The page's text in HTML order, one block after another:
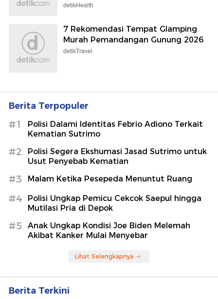
detikHealth
7 Rekomendasi Tempat Glamping
Murah Pemandangan Gunung 2026
detikTravel
Berita Terpopuler
#1
Polisi Dalami Identitas Febrio Adiono Terkait
Kematian Sutrimo
#2
Polisi Segera Ekshumasi Jasad Sutrimo untuk
Usut Penyebab Kematian
#3 Malam Ketika Pesepeda Menuntut Ruang
#4
Polisi Ungkap Pemicu Cekcok Saepul hingga
Mutilasi Pria di Depok
#5
Anak Ungkap Kondisi Joe Biden Melemah
Akibat Kanker Mulai Menyebar
Lihat Selengkapnya
Berita Terkini